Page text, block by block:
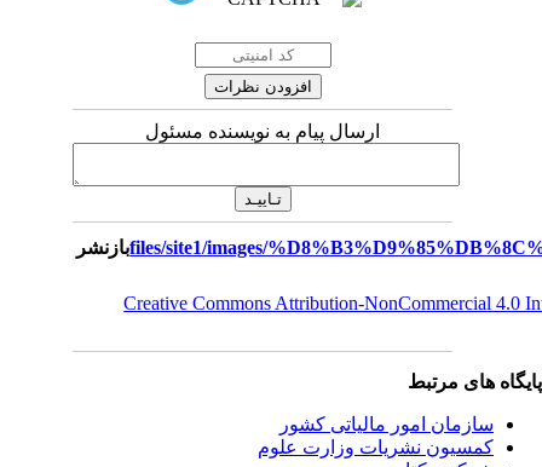
ارسال پیام به نویسنده مسئول
بازنشر
Creative Commons Attribution-NonCommercial 4.0
های مرتبط
سازمان امور مالياتی کشور
کمسیون نشریات وزارت علوم